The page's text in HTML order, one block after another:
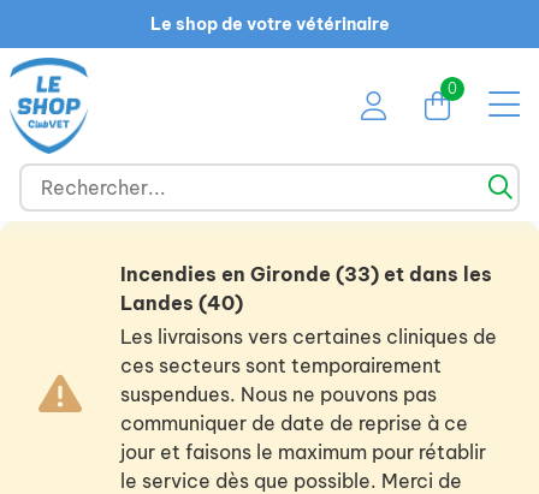
Le shop de votre vétérinaire
0
Incendies en Gironde (33) et dans les
Landes (40)
Les livraisons vers certaines cliniques de
ces secteurs sont temporairement
suspendues. Nous ne pouvons pas
communiquer de date de reprise à ce
jour et faisons le maximum pour rétablir
le service dès que possible. Merci de